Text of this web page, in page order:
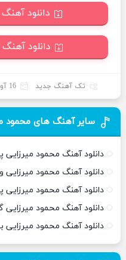
دانلود آهنگ
دانلود آهنگ
تک آهنگ جدید 16 آوریل 2025
سایر آهنگ های محمود
دانلود آهنگ محمود میرزایی
دانلود آهنگ محمود میرزایی
دانلود آهنگ محمود میرزایی
دانلود آهنگ محمود میرزایی
دانلود آهنگ محمود میرزایی